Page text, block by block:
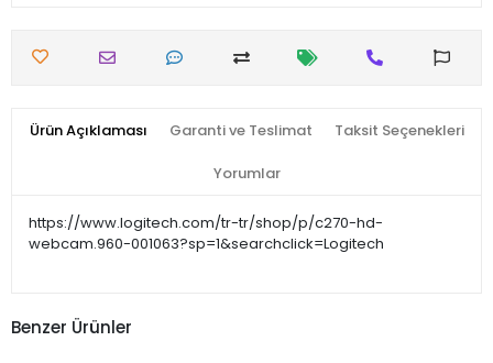
Ürün Açıklaması Garanti ve Teslimat Taksit Seçenekleri
Yorumlar
https://www.logitech.com/tr-tr/shop/p/c270-hd-
webcam.960-001063?sp=1&searchclick=Logitech
Benzer Ürünler